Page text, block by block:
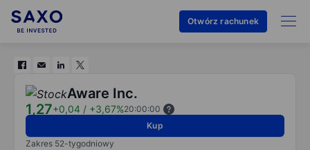
Otwórz rachunek
Aware Inc.
1,27+0,04 / +3,67%20:00:00
Kup
Zakres 52-tygodniowy